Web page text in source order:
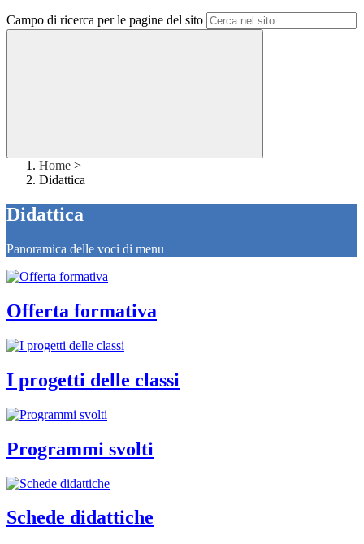
Campo di ricerca per le pagine del sito
Home >
Didattica
Didattica
Panoramica delle voci di menu
Offerta formativa
I progetti delle classi
Programmi svolti
Schede didattiche